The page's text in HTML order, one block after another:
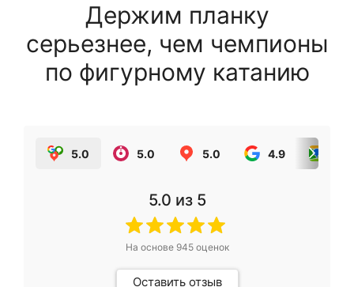
Держим планку
серьезнее, чем чемпионы
по фигурному катанию
5.0 5.0 5.0 4.9
5.0 из 5
На основе 945оценок
Оставить отзыв